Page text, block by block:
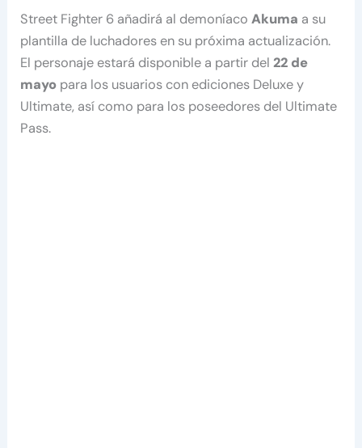
Street Fighter 6 añadirá al demoníacoAkuma a su
plantilla de luchadores en su próxima actualización.
El personaje estará disponible a partir del22 de
mayo para los usuarios con ediciones Deluxe y
Ultimate, así como para los poseedores del Ultimate
Pass.